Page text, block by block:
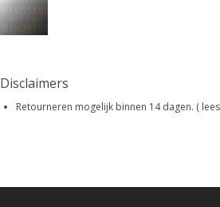
Disclaimers
Retourneren mogelijk binnen 14 dagen. (